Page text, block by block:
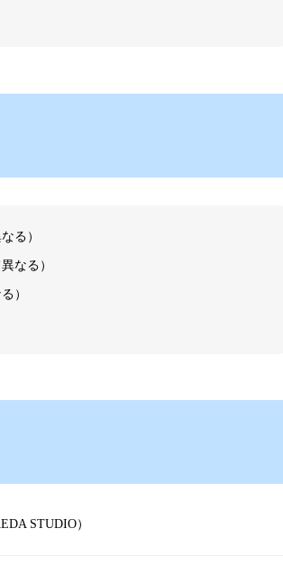
る）
なる）
）
STUDIO）